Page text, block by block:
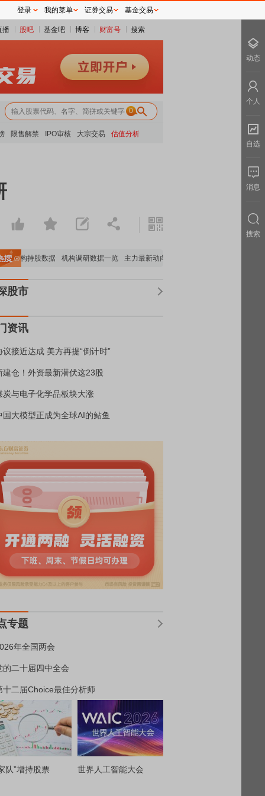
播 股吧 基金吧 博客 财富号 搜索
0
限售解禁 IPO审核 大宗交易 估值分析
机构持股数据 机构调研数据一览 主力最新动向
股市
资讯
议接近达成 美方再提“倒计时”
建仓！外资最新潜伏这23股
炭与电子化学品板块大涨
国大模型正成为全球AI的鲇鱼
专题
年全国两会
的二十届四中全会
十二届Choice最佳分析师
队”增持股票 世界人工智能大会
登录 我的菜单 证券交易 基金交易
动态
个人
自选
消息
搜索